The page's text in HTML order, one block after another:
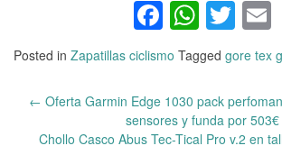
Facebook
Posted in Zapatillas ciclismo Tagged gore tex
navigation
← Oferta Garmin Edge 1030 pack
sensores y funda por 503€
Chollo Casco Abus Tec-Tical Pro v.2 en